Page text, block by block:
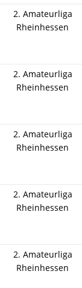
2. Amateurliga
Rheinhessen
2. Amateurliga
Rheinhessen
2. Amateurliga
Rheinhessen
2. Amateurliga
Rheinhessen
2. Amateurliga
Rheinhessen